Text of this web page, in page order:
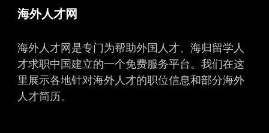
海外人才网
海外人才网是专门为帮助外国人才、海归留学人
才求职中国建立的一个免费服务平台。我们在这
里展示各地针对海外人才的职位信息和部分海外
人才简历。